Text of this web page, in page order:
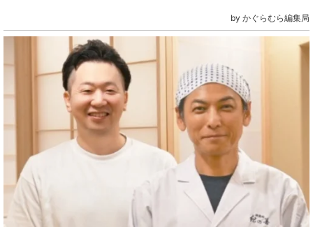
by かぐらむら編集局